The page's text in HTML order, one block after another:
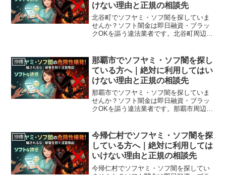
けない理由と正規の相談先
北谷町でソフヤミ・ソフ闇を探していま
せんか？ソフト闇金は即日融資・ブラッ
クOKを謳う違法業者です。北谷町周辺で
読みください。
沖縄
那覇市でソフヤミ・ソフ闇を探し
ている方へ｜絶対に利用してはい
けない理由と正規の相談先
那覇市でソフヤミ・ソフ闇を探していま
せんか？ソフト闇金は即日融資・ブラッ
クOKを謳う違法業者です。那覇市周辺で
読みください。
沖縄
今帰仁村でソフヤミ・ソフ闇を探
している方へ｜絶対に利用しては
いけない理由と正規の相談先
今帰仁村でソフヤミ・ソフ闇を探してい